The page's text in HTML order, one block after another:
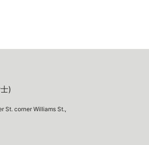
)
St. corner Williams St.,